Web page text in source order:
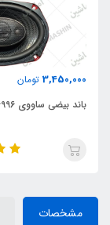
3,450,000 تومان
باند بیضی ساووی SV-6996
مشخصات